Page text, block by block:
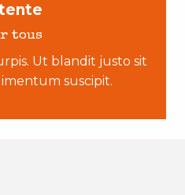
tous
Ut blandit justo sit
suscipit.